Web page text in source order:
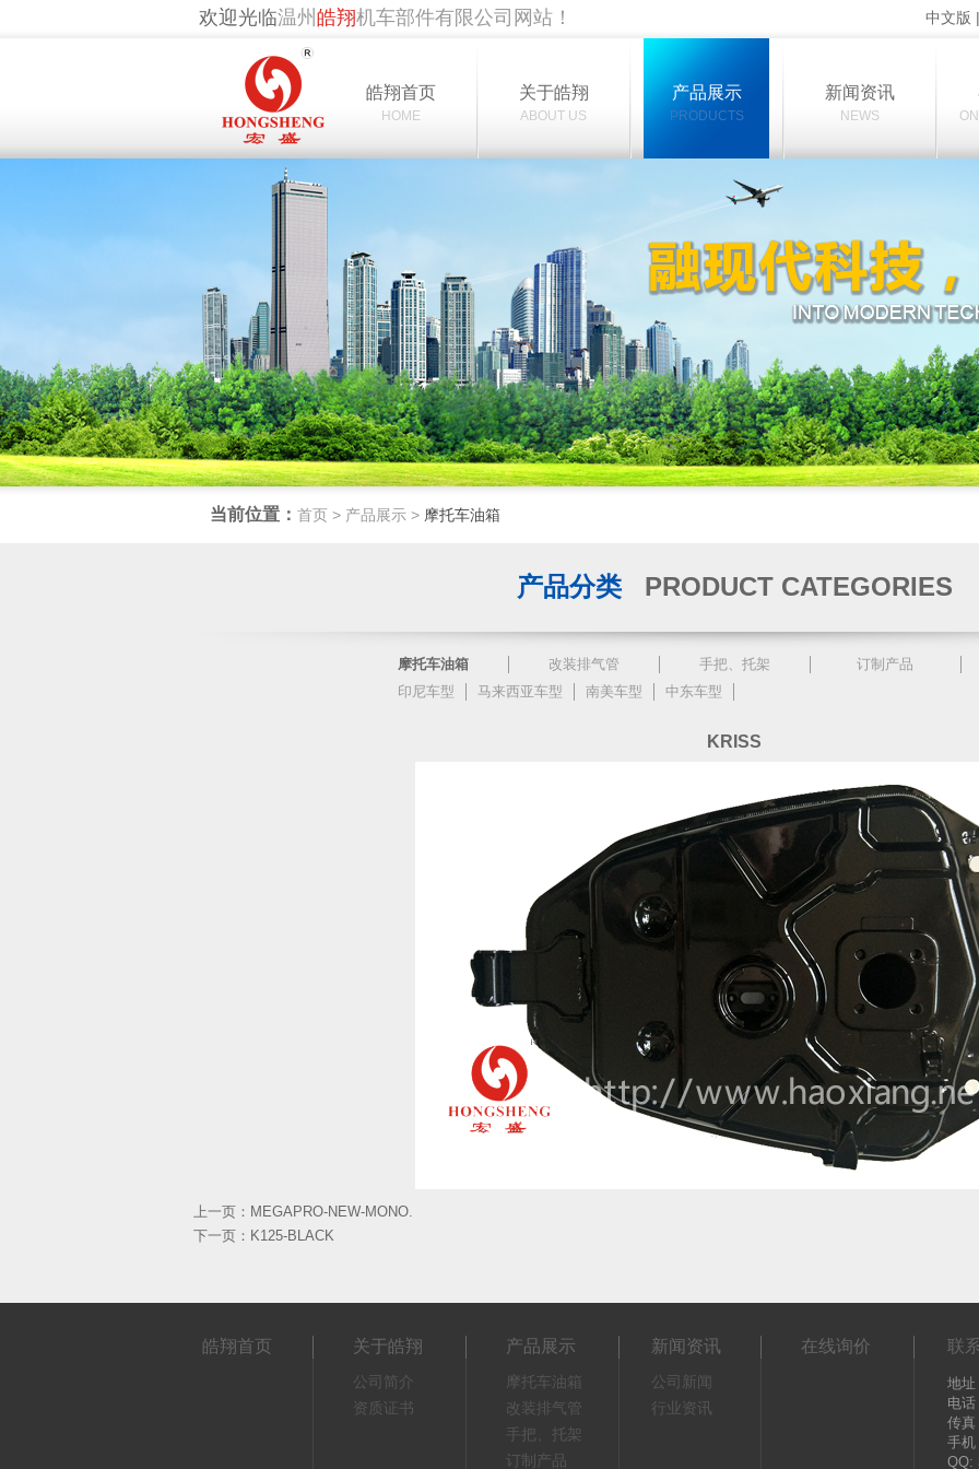
欢迎光临温州 皓翔机车部件有限公司网站！ 中文版
皓翔首页
HOME
关于皓翔
ABOUT US
产品展示
PRODUCTS
新闻资讯
NEWS
当前位置： 首页 > 产品展示 > 摩托车油箱
产品分类 PRODUCT CATEGORIES
摩托车油箱
印尼车型
马来西亚车型 南美车型 中东车型
改装排气管 手把、托架 订制产品
KRISS
上一页： MEGAPRO-NEW-MONO.
下一页： K125-BLACK
皓翔首页 关于皓翔
公司简介
资质证书
产品展示
摩托车油箱
改装排气管
手把、托架
订制产品
新闻资讯
公司新闻
行业资讯
在线询价 联
地址
电话
传真
手机
QQ: